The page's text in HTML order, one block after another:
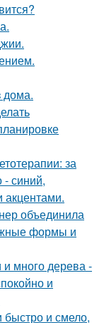
дома.
за
- синий,
объединила
формы и
и много дерева -
и
и смело,